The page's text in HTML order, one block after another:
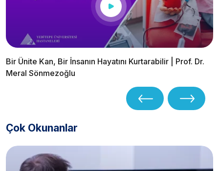
Bir Ünite Kan, Bir İnsanın Hayatını Kurtarabilir | Prof. Dr.
Meral Sönmezoğlu
Çok Okunanlar